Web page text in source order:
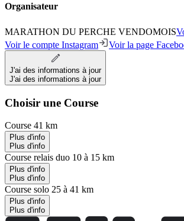
Organisateur
MARATHON DU PERCHE VENDOMOIS
Voir le compte Instagram
Voir la page
J'ai des informations à jour
J'ai des informations à jour
Choisir une Course
Course 41 km
Plus d'info
Plus d'info
Course relais duo 10 à 15 km
Plus d'info
Plus d'info
Course solo 25 à 41 km
Plus d'info
Plus d'info